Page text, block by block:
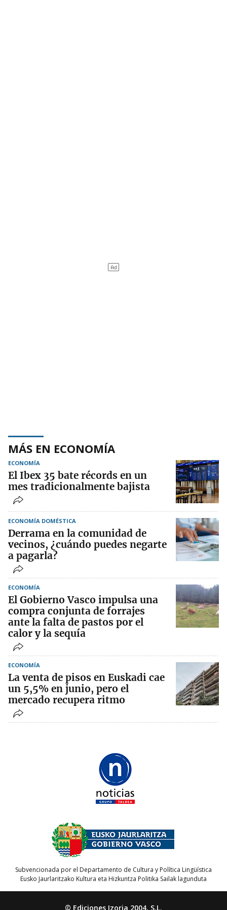
MÁS EN ECONOMÍA
ECONOMÍA
El Ibex 35 bate récords en un
mes tradicionalmente bajista
ECONOMÍA DOMÉSTICA
Derrama en la comunidad de
vecinos, ¿cuándo puedes negarte
a pagarla?
ECONOMÍA
El Gobierno Vasco impulsa una
compra conjunta de forrajes
ante la falta de pastos por el
calor y la sequía
ECONOMÍA
La venta de pisos en Euskadi cae
un 5,5% en junio, pero el
mercado recupera ritmo
Subvencionada por el Departamento de Cultura y Política Lingüística
Eusko Jaurlaritzako Kultura eta Hizkuntza Politika Sailak lagunduta
© Ediciones Izoria 2004, S.L.